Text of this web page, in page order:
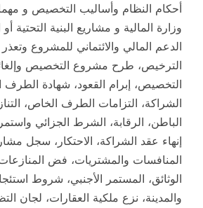
أحكام النظام وأساليب التخصيص و
وزارة المالية و مشاريع البنية التحتية
الدعم المالي والائتماني للمشروع وتعذر
الترخيص، طرح مشروع التخصيص
التخصيص، إبرام القعود، شهادة
الشراكة، التزامات الطرف الخاص،
الباطن، الرقابة، الشرط الجزائي
إنهاء عقد الشراكة، الاحتكار، سجل
المنافسات والمشتريات، فض
الوثائق، المستمر الأجنبي، شروط
والمدينة، نزع ملكية العقارات، لجان